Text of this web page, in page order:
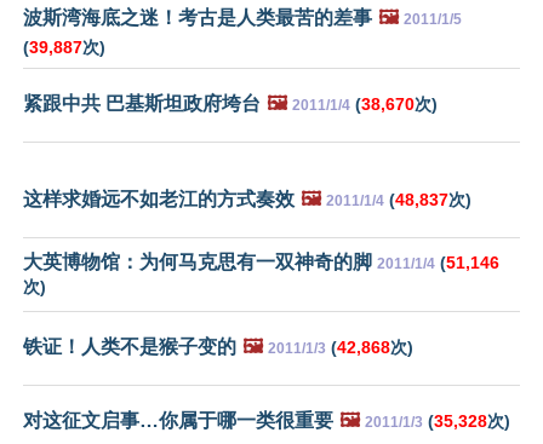
波斯湾海底之迷！考古是人类最苦的差事 🖼️ 2011/1/5
(39,887次)
紧跟中共 巴基斯坦政府垮台 🖼️ 2011/1/4 (38,670次)
这样求婚远不如老江的方式奏效 🖼️ 2011/1/4 (48,837次)
大英博物馆：为何马克思有一双神奇的脚 2011/1/4 (51,146
次)
铁证！人类不是猴子变的 🖼️ 2011/1/3 (42,868次)
对这征文启事…你属于哪一类很重要 🖼️ 2011/1/3 (35,328次)